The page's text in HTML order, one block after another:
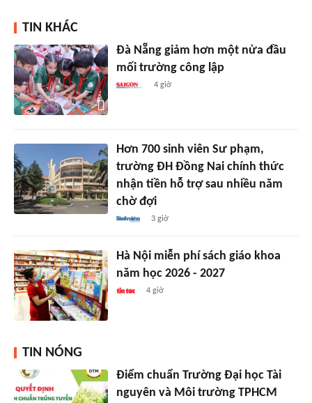
TIN KHÁC
Đà Nẵng giảm hơn một nửa đầu
mối trường công lập
4 giờ
Hơn 700 sinh viên Sư phạm,
trường ĐH Đồng Nai chính thức
nhận tiền hỗ trợ sau nhiều năm
chờ đợi
3 giờ
Hà Nội miễn phí sách giáo khoa
năm học 2026 - 2027
4 giờ
TIN NÓNG
Điểm chuẩn Trường Đại học Tài
nguyên và Môi trường TPHCM